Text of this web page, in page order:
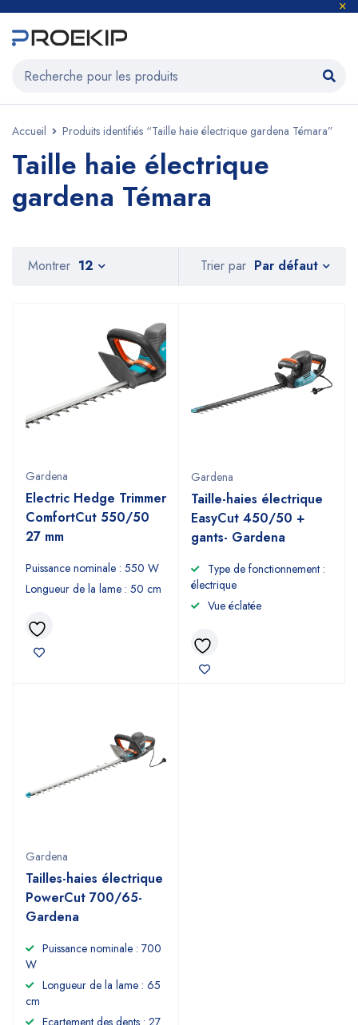
Accueil Produits identifiés “Taille haie électrique gardena Témara”
Taille haie électrique
gardena Témara
Trier par Par défaut
Montrer 12
Gardena
Electric Hedge Trimmer
ComfortCut 550/50
27 mm
Puissance nominale : 550 W
Longueur de la lame : 50 cm
Gardena
Taille-haies électrique
EasyCut 450/50 +
gants- Gardena
Type de fonctionnement :
électrique
Vue éclatée
Gardena
Tailles-haies électrique
PowerCut 700/65-
Gardena
Puissance nominale : 700
W
Longueur de la lame : 65
cm
Ecartement des dents : 27